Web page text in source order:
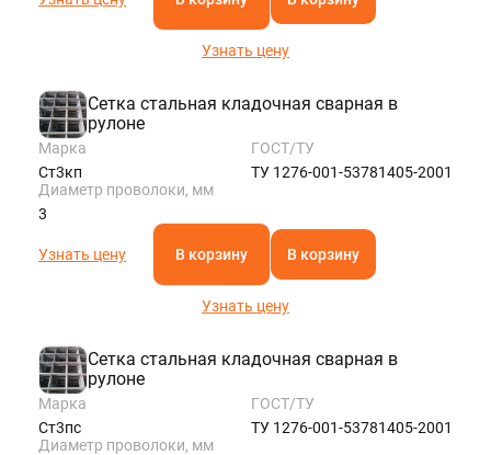
Узнать цену
Сетка стальная кладочная сварная в
рулоне
Марка
Ст3кп
ГОСТ/ТУ
ТУ 1276-001-53781405-2001
Диаметр проволоки, мм
3
Узнать цену В корзину В корзину
Узнать цену
Сетка стальная кладочная сварная в
рулоне
Марка
Ст3пс
ГОСТ/ТУ
ТУ 1276-001-53781405-2001
Диаметр проволоки, мм